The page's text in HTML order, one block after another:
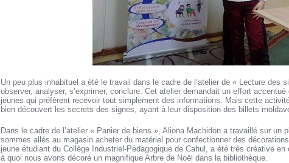
Un peu plus inhabituel a été le travail dans le cadre de l’atelier de « Lecture des
observer, analyser, s’exprimer, conclure. Cet atelier demandait un effort
jeunes qui préfèrent recevoir tout simplement des informations. Mais cette
bien découvert les secrets des signes, ayant à leur disposition des billets
Dans le cadre de l’atelier « Panier de biens », Aliona Machidon a travaillé sur un
sommes allés au magasin acheter du matériel pour confectionner des
jeune étudiant du Collège Industriel-Pédagogique de Cahul, a été très créative
à quoi nous avons décoré un magnifique Arbre de Noël dans la bibliothèque.